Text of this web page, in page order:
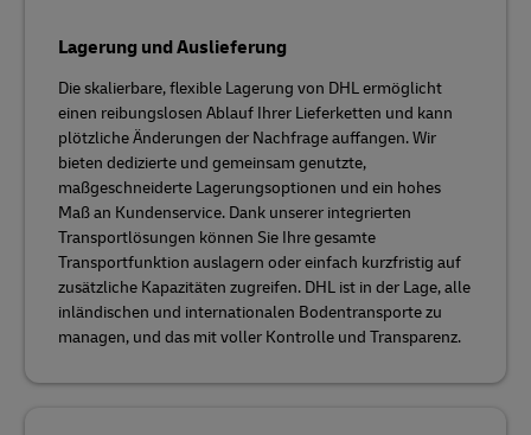
Lagerung und Auslieferung
Die skalierbare, flexible Lagerung von DHL ermöglicht
einen reibungslosen Ablauf Ihrer Lieferketten und kann
plötzliche Änderungen der Nachfrage auffangen. Wir
bieten dedizierte und gemeinsam genutzte,
maßgeschneiderte Lagerungsoptionen und ein hohes
Maß an Kundenservice. Dank unserer integrierten
Transportlösungen können Sie Ihre gesamte
Transportfunktion auslagern oder einfach kurzfristig auf
zusätzliche Kapazitäten zugreifen. DHL ist in der Lage, alle
inländischen und internationalen Bodentransporte zu
managen, und das mit voller Kontrolle und Transparenz.